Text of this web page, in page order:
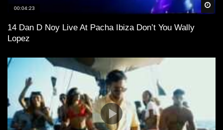
00:04:23
14 Dan D Noy Live At Pacha Ibiza Don’t You Wally
Lopez